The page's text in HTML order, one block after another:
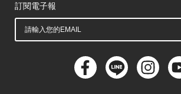
訂閱電子報